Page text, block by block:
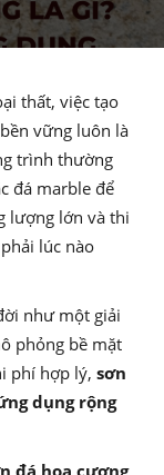
thất, việc tạo
vững luôn là
trình thường
đá marble để
lượng lớn và thi
lúc nào
như một giải
phỏng bề mặt
phí hợp lý, sơn
dụng rộng
đá hoa cương